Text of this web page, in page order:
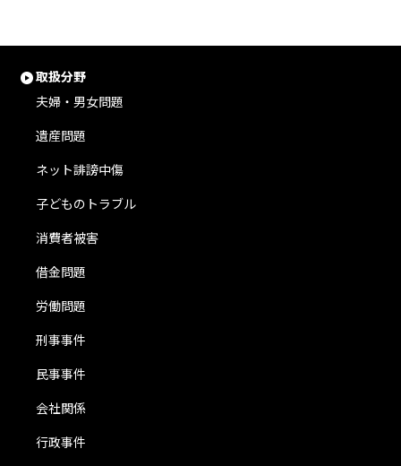
取扱分野
夫婦・男女問題
遺産問題
ネット誹謗中傷
子どものトラブル
消費者被害
借金問題
労働問題
刑事事件
民事事件
会社関係
行政事件